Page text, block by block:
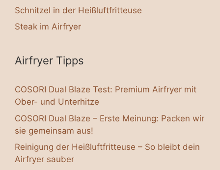
Schnitzel in der Heißluftfritteuse
Steak im Airfryer
Airfryer Tipps
COSORI Dual Blaze Test: Premium Airfryer mit
Ober- und Unterhitze
COSORI Dual Blaze – Erste Meinung: Packen wir
sie gemeinsam aus!
Reinigung der Heißluftfritteuse – So bleibt dein
Airfryer sauber